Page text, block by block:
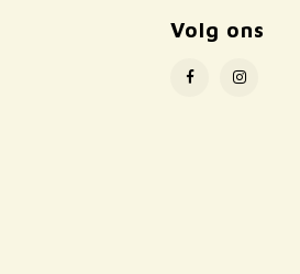
Volg ons